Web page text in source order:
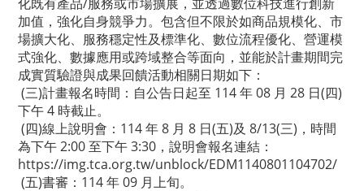
加值，強化自身競爭力。包含但不限於如商品規模化、市
場擴大化、服務穩定性及標準化、數位流程優化、營運模
式強化、數據應用或跨域整合等面向，並能於計畫期間完
成實質驗證與成果回饋活動相關日期如下：
(三)計畫報名時間：自公告日起至 114 年 08 月 28 日(四)
下午 4 時截止。
(四)線上說明會：114 年 8 月 8 日(五)及 8/13(三)，時間
為下午 2:00 至下午 3:30，說明會報名連結：
https://img.tca.org.tw/unblock/EDM1140801104702/
(五)書審：114 年 09 月上旬。